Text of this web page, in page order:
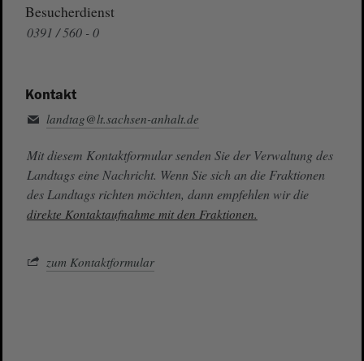
Besucherdienst
0391 / 560 - 0
Kontakt
landtag@lt.sachsen-anhalt.de
Mit diesem Kontaktformular senden Sie der Verwaltung des
Landtags eine Nachricht. Wenn Sie sich an die Fraktionen
des Landtags richten möchten, dann empfehlen wir die
direkte Kontaktaufnahme mit den Fraktionen.
zum Kontaktformular